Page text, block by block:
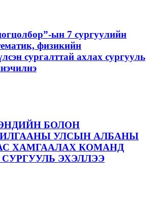
ын 7 сургуулийн
физикийн
сургалттай ахлах сургууль
БОЛОН
УЛСЫН АЛБАНЫ
ХАМГААЛАХ КОМАНД
ЭХЭЛЛЭЭ